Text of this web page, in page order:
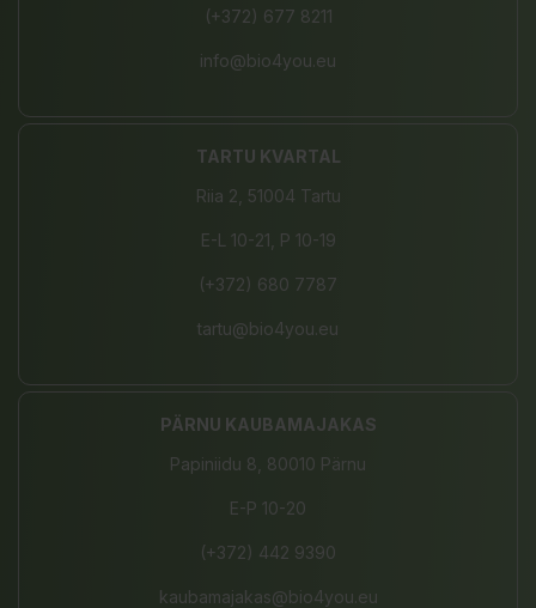
(+372) 677 8211
info@bio4you.eu
TARTU KVARTAL
Riia 2, 51004 Tartu
E-L 10-21, P 10-19
(+372) 680 7787
tartu@bio4you.eu
PÄRNU KAUBAMAJAKAS
Papiniidu 8, 80010 Pärnu
E-P 10-20
(+372) 442 9390
kaubamajakas@bio4you.eu